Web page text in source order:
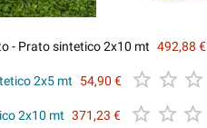
- Prato sintetico 2x10 mt 492,88 €
2x5 mt 54,90 €   
2x10 mt 371,23 €   